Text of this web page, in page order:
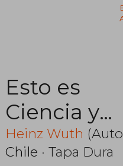
Esto es
Ciencia y
Cocina
Heinz Wuth
Chile · Tapa Dura